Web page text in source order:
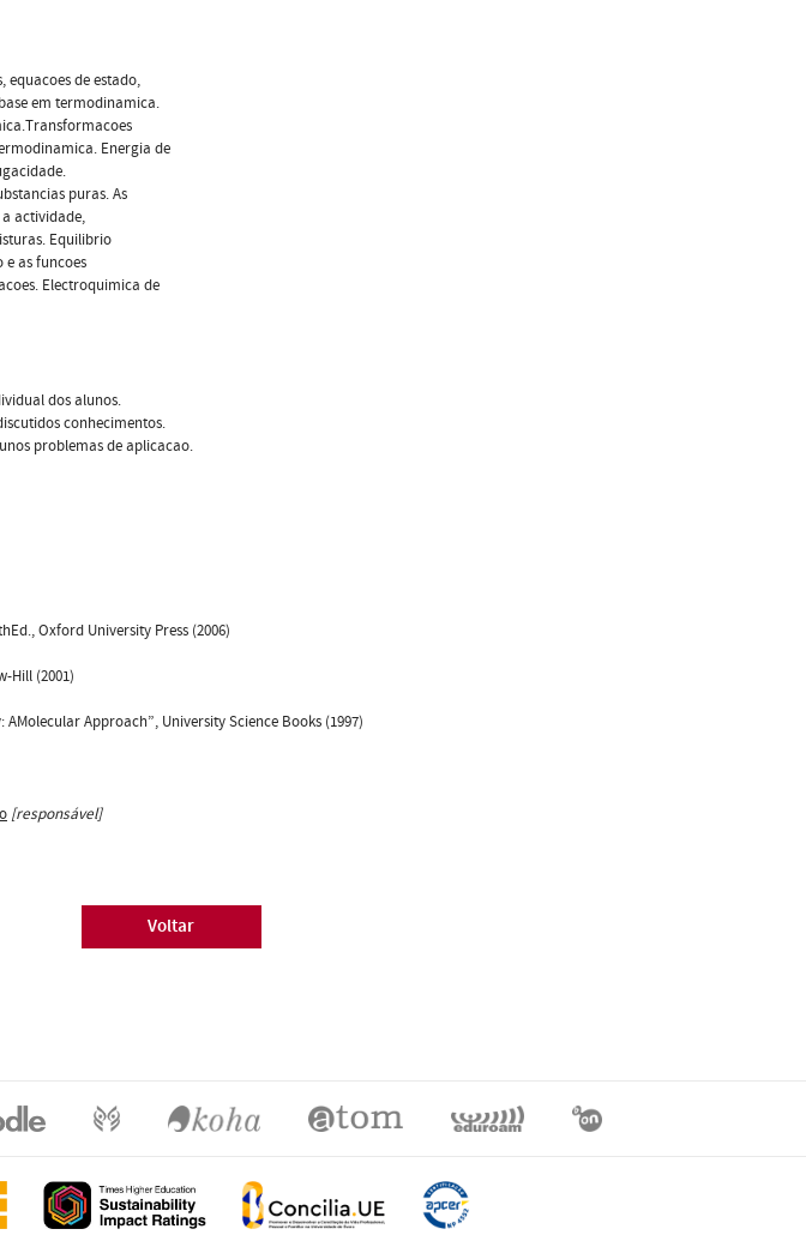
equacoes de estado,
em termodinamica.
Energia de
puras. As
actividade,
Equilibrio
as funcoes
Electroquimica de
dos alunos.
conhecimentos.
problemas de aplicacao.
Oxford University Press (2006)
Hill (2001)
Approach”, University Science Books (1997)
[responsável]
Voltar